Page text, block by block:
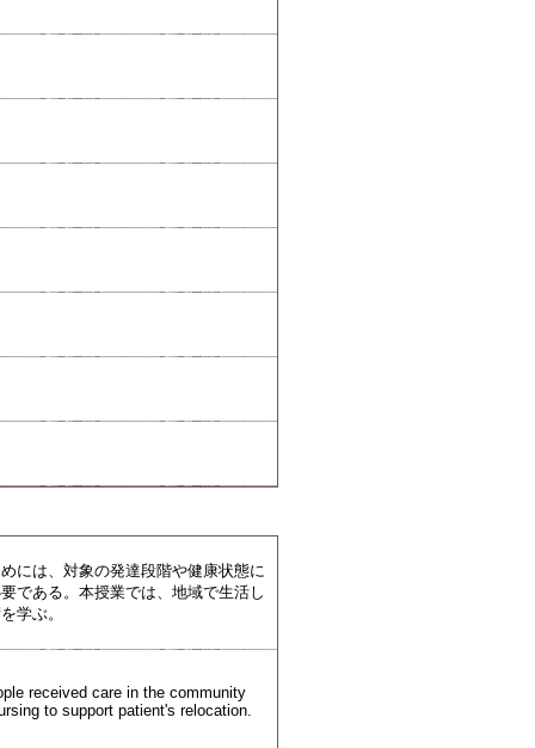
には、対象の発達段階や健康状態に
である。本授業では、地域で生活し
学ぶ。
received care in the community
to support patient's relocation.